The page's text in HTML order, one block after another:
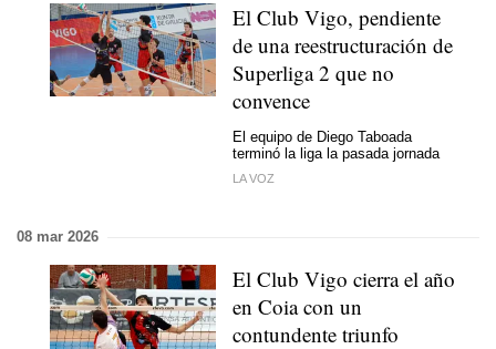
El Club Vigo, pendiente
de una reestructuración de
Superliga 2 que no
convence
El equipo de Diego Taboada
terminó la liga la pasada jornada
LA VOZ
08 mar 2026
El Club Vigo cierra el año
en Coia con un
contundente triunfo